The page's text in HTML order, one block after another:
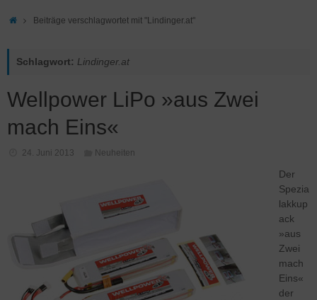
StartBeiträge verschlagwortet mit "Lindinger.at"
Schlagwort: Lindinger.at
Wellpower LiPo »aus Zwei
mach Eins«
24. Juni 2013 Neuheiten
Der
Spezia
lakkup
ack
»aus
Zwei
mach
Eins«
der